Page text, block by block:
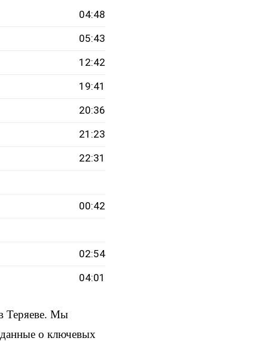
04:48
05:43
12:42
19:41
20:36
21:23
22:31
00:42
02:54
04:01
Теряеве. Мы
данные о ключевых